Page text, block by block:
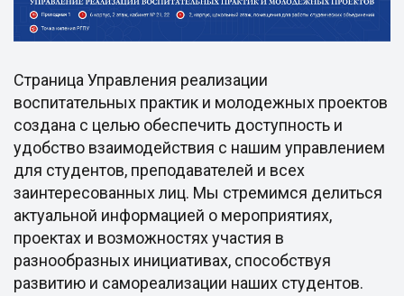
Страница Управления реализации
воспитательных практик и молодежных проектов
создана с целью обеспечить доступность и
удобство взаимодействия с нашим управлением
для студентов, преподавателей и всех
заинтересованных лиц. Мы стремимся делиться
актуальной информацией о мероприятиях,
проектах и возможностях участия в
разнообразных инициативах, способствуя
развитию и самореализации наших студентов.